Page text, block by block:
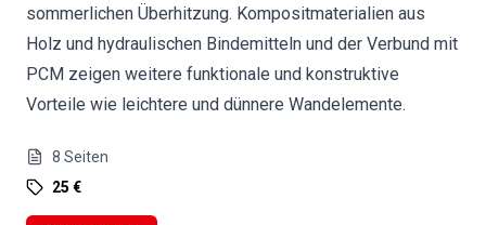
sommerlichen Überhitzung. Kompositmaterialien aus
Holz und hydraulischen Bindemitteln und der Verbund mit
PCM zeigen weitere funktionale und konstruktive
Vorteile wie leichtere und dünnere Wandelemente.
8 Seiten
25 €